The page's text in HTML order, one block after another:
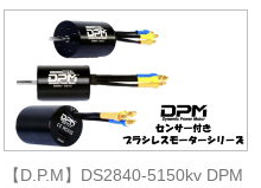
【D.P.M】DS2840-5150kv DPM